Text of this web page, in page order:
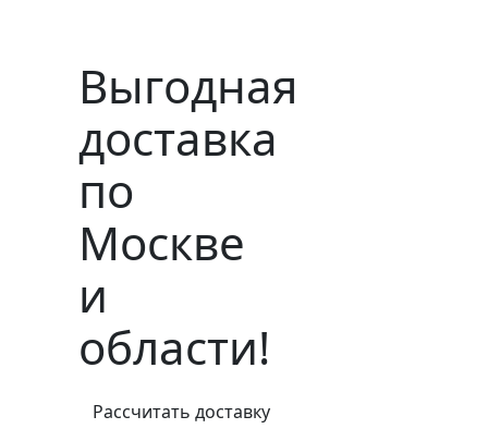
Выгодная
доставка
по
Москве
и
области!
Рассчитать доставку